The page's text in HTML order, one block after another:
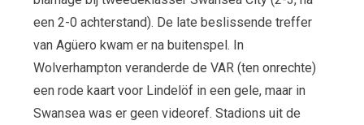
een 2-0 achterstand). De late beslissende treffer
van Agüero kwam er na buitenspel. In
Wolverhampton veranderde de VAR (ten onrechte)
een rode kaart voor Lindelöf in een gele, maar in
Swansea was er geen videoref. Stadions uit de